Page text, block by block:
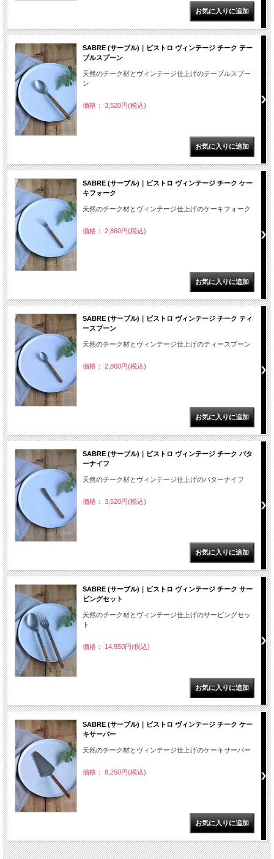
SABRE (サーブル)｜ビストロ ヴィンテージ チーク テー
ブルスプーン
天然のチーク材とヴィンテージ仕上げのテーブルスプー
ン
価格： 3,520円(税込)
SABRE (サーブル)｜ビストロ ヴィンテージ チーク ケー
キフォーク
天然のチーク材とヴィンテージ仕上げのケーキフォーク
価格： 2,860円(税込)
SABRE (サーブル)｜ビストロ ヴィンテージ チーク ティ
ースプーン
天然のチーク材とヴィンテージ仕上げのティースプーン
価格： 2,860円(税込)
SABRE (サーブル)｜ビストロ ヴィンテージ チーク バタ
ーナイフ
天然のチーク材とヴィンテージ仕上げのバターナイフ
価格： 3,520円(税込)
SABRE (サーブル)｜ビストロ ヴィンテージ チーク サー
ビングセット
天然のチーク材とヴィンテージ仕上げのサービングセッ
ト
価格： 14,850円(税込)
SABRE (サーブル)｜ビストロ ヴィンテージ チーク ケー
キサーバー
天然のチーク材とヴィンテージ仕上げのケーキサーバー
価格： 8,250円(税込)